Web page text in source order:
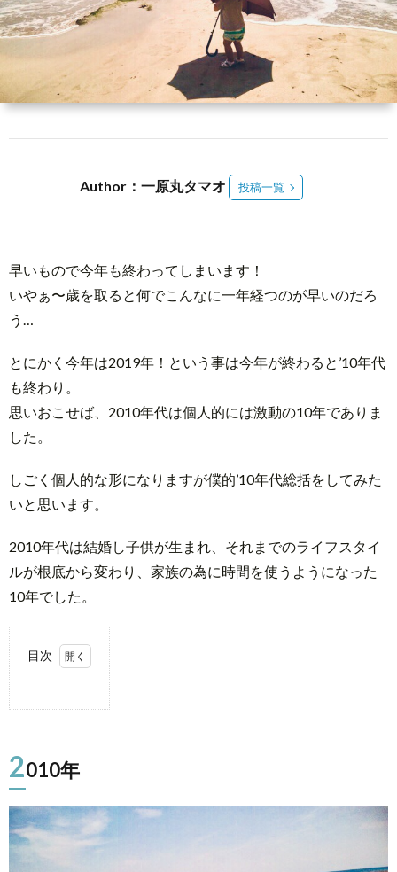
メ
バ
Author：一原丸タマオ 投稿一覧
早いもので今年も終わってしまいます！
いやぁ〜歳を取ると何でこんなに一年経つのが早いのだろ
う…
とにかく今年は2019年！という事は今年が終わると’10年代
も終わり。
思いおこせば、2010年代は個人的には激動の10年でありま
した。
しごく個人的な形になりますが僕的’10年代総括をしてみた
いと思います。
2010年代は結婚し子供が生まれ、それまでのライフスタイ
ルが根底から変わり、家族の為に時間を使うようになった
10年でした。
目次
2010
2.
2011
年
2012
2010年